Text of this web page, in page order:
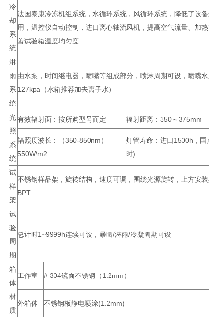
冷
却
系
统
法国泰康冷冻机组系统，水循环系统，风循环系统，降低了设备运
用，温控仪自动控制，进口离心轴流风机，提高空气流量、加热能
善试验箱温度均匀度
淋
雨
系
统
由水泵，时间继电器，喷嘴等组成部分，喷淋周期可设，喷嘴水压
127kpa（水箱推荐加去离子水）
光
照
系
统
有效辐射面：按所购型号而定 辐射距离：350～375mm
辐照度波长：（350-850nm）
550W/m2
灯管寿命：进口1500h，国产
时)
试
样
架
不锈钢样品架，旋转结构，速度可调，围绕光源旋转，上方安装黑
BPT
试
验
周
期
总计时1~9999h连续可设，暴晒/淋雨/冷凝周期可设
箱
体
材
质
工作室 # 304镜面不锈钢（1.2mm）
外箱体 不锈钢板静电喷涂(1.2mm)